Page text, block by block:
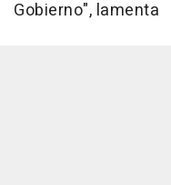
Gobierno", lamenta